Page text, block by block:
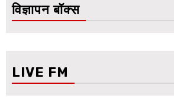
विज्ञापन बॉक्स
LIVE FM